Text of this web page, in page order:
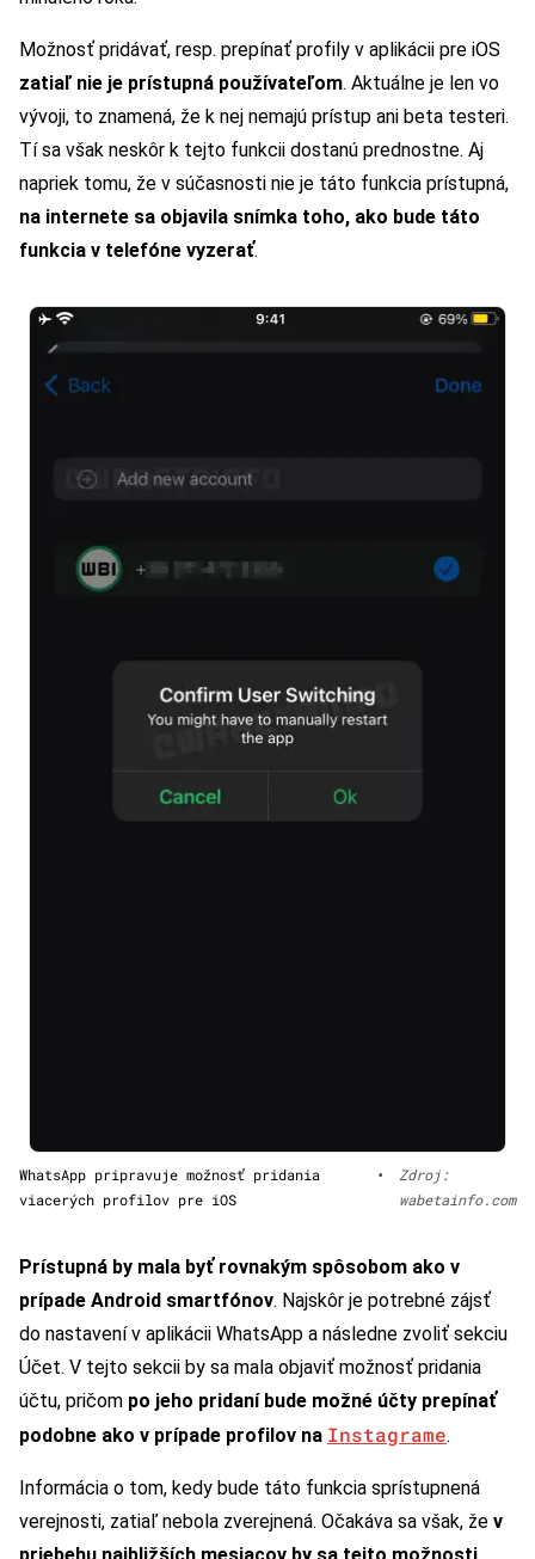
Možnosť pridávať, resp. prepínať profily v aplikácii pre iOS
zatiaľ nie je prístupná používateľom. Aktuálne je len vo
vývoji, to znamená, že k nej nemajú prístup ani beta testeri.
Tí sa však neskôr k tejto funkcii dostanú prednostne. Aj
napriek tomu, že v súčasnosti nie je táto funkcia prístupná,
na internete sa objavila snímka toho, ako bude táto
funkcia v telefóne vyzerať.
WhatsApp pripravuje možnosť pridania
viacerých profilov pre iOS
•
Zdroj:
wabetainfo.com
Prístupná by mala byť rovnakým spôsobom ako v
prípade Android smartfónov. Najskôr je potrebné zájsť
do nastavení v aplikácii WhatsApp a následne zvoliť sekciu
Účet. V tejto sekcii by sa mala objaviť možnosť pridania
účtu, pričom po jeho pridaní bude možné účty prepínať
podobne ako v prípade profilov na Instagrame.
Informácia o tom, kedy bude táto funkcia sprístupnená
verejnosti, zatiaľ nebola zverejnená. Očakáva sa však, že v